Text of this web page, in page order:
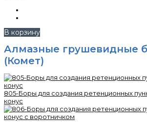
В корзину
Алмазные грушевидные
(Комет)
805-Боры для создания ретенционных
конус